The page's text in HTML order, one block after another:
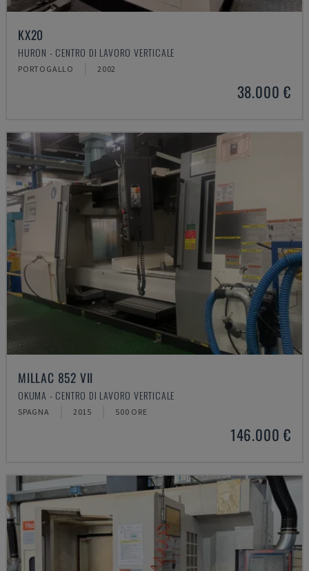
KX20
HURON - CENTRO DI LAVORO VERTICALE
PORTOGALLO 2002
38.000 €
MILLAC 852 VII
OKUMA - CENTRO DI LAVORO VERTICALE
SPAGNA 2015 500 ORE
146.000 €